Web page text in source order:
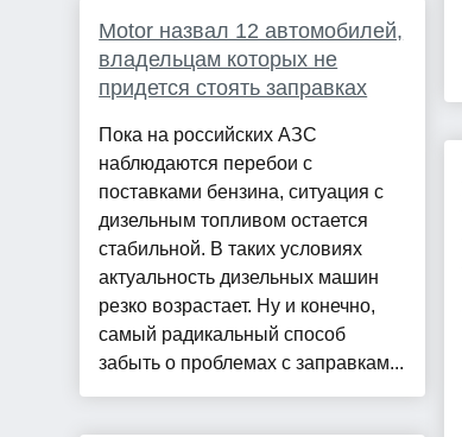
Motor назвал 12 автомобилей,
владельцам которых не
придется стоять заправках
Пока на российских АЗС
наблюдаются перебои с
поставками бензина, ситуация с
дизельным топливом остается
стабильной. В таких условиях
актуальность дизельных машин
резко возрастает. Ну и конечно,
самый радикальный способ
забыть о проблемах с заправкам...